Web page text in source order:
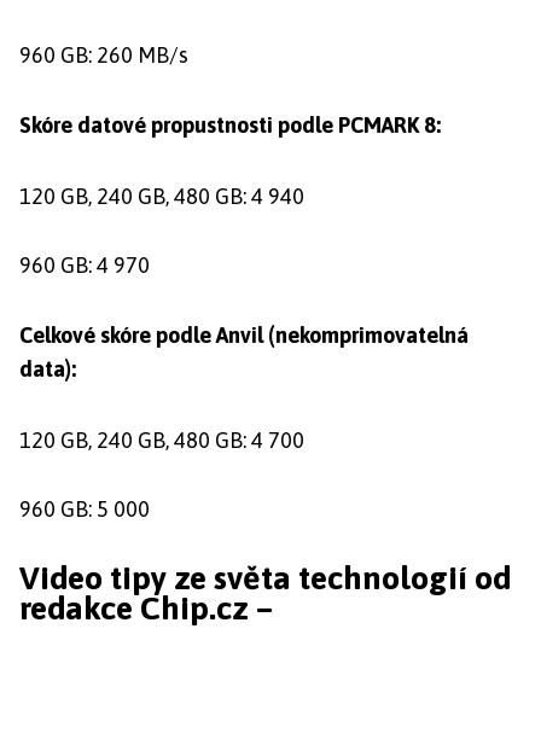
960 GB: 260 MB/s
Skóre datové propustnosti podle PCMARK 8:
120 GB, 240 GB, 480 GB: 4 940
960 GB: 4 970
Celkové skóre podle Anvil (nekomprimovatelná
data):
120 GB, 240 GB, 480 GB: 4 700
960 GB: 5 000
Video tipy ze světa technologií od
redakce Chip.cz –